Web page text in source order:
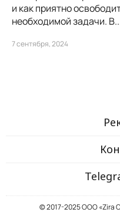
и как приятно
необходимой задачи.
7 сентября, 2024
© 2017-2025 ООО «Zira